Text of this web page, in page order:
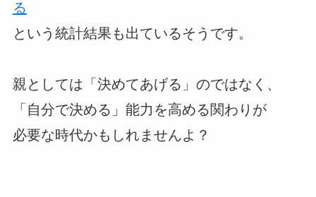
る
という統計結果も出ているそうです。
親としては「決めてあげる」のではなく、
「自分で決める」能力を高める関わりが
必要な時代かもしれませんよ？